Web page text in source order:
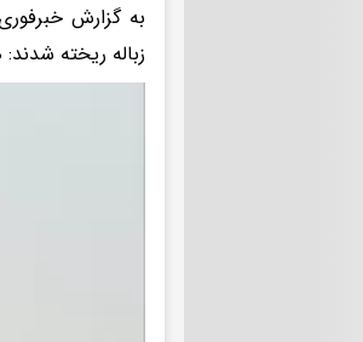
به گزارش
زباله ریخته